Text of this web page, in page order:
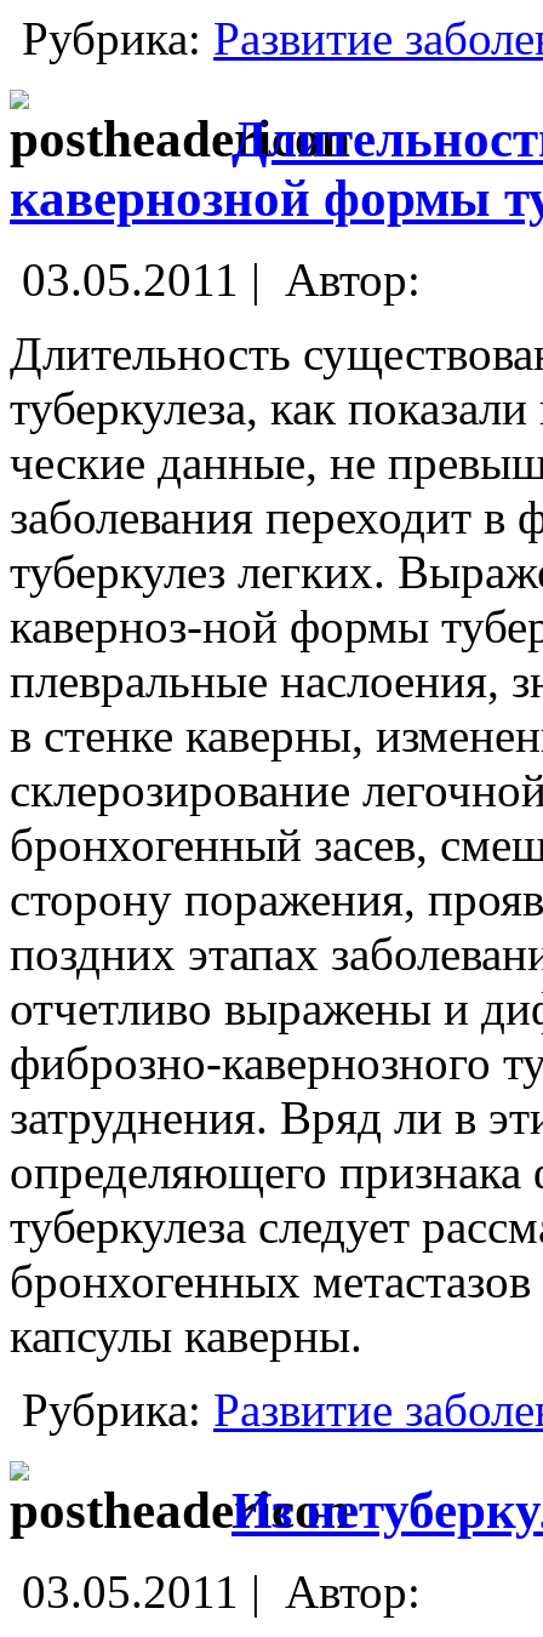
Рубрика: Развитие
кавернозной формы
03.05.2011 | Автор:
Длительность
туберкулеза, как
ческие данные, не
заболевания переходит в
туберкулез легких.
каверноз-ной формы
плевральные наслоения,
в стенке каверны,
склерозирование
бронхогенный засев,
сторону поражения,
поздних этапах
отчетливо выражены и
фиброзно-кавернозного
затруднения. Вряд ли в
определяющего признака
туберкулеза следует
бронхогенных
капсулы каверны.
Рубрика: Развитие
Из
03.05.2011 | Автор: